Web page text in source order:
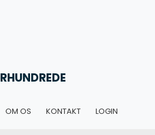
OM OS KONTAKT LOGIN